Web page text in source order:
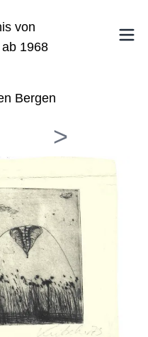
von
1968
Bergen
>